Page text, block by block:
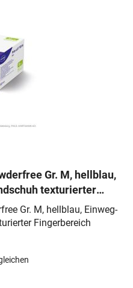
Gr. M, hellblau,
texturierter
Gr. M, hellblau, Einweg-
Fingerbereich